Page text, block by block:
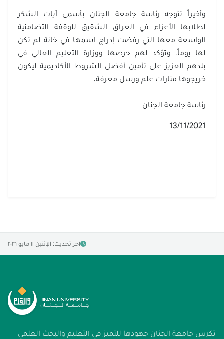
وأخيراً تتوجه رئاسة جامعة الجنان بأسمى آيات الشكر
لطلابها الأعزاء في العراق الشقيق للوقفة التضامنية
الواسعة معها التي رفضت إدراج اسمها في خانة لم تكن
لها يوماً، وتؤكد لهم حرصها ووزارة التعليم العالي في
بلدهم العزيز على تأمين أفضل الشروط الأكاديمية ليكون
خريجوها منارات علم ورسل معرفة.
رئاسة جامعة الجنان
13/11/2021
ـــــــــــــــــــــــــــــــــــــــــــــ
آخر تحديث: الإثنين ١١ مايو ٢٠٢٦
تكرس جامعة الجنان جهودها للتميز في التعليم والبحث العلمي